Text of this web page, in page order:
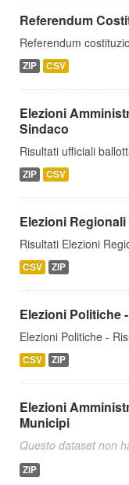
Referendum
Referendum
ZIP CSV
Elezioni
Sindaco
Risultati ufficiali
ZIP CSV
Elezioni
Risultati Elezioni
CSV ZIP
Elezioni Politiche
Elezioni Politiche -
CSV ZIP
Elezioni
Municipi
Questo dataset non
ZIP